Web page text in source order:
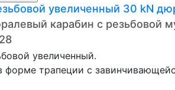
увеличенный 30 kN
карабин с резьбовой
увеличенный.
форме трапеции с